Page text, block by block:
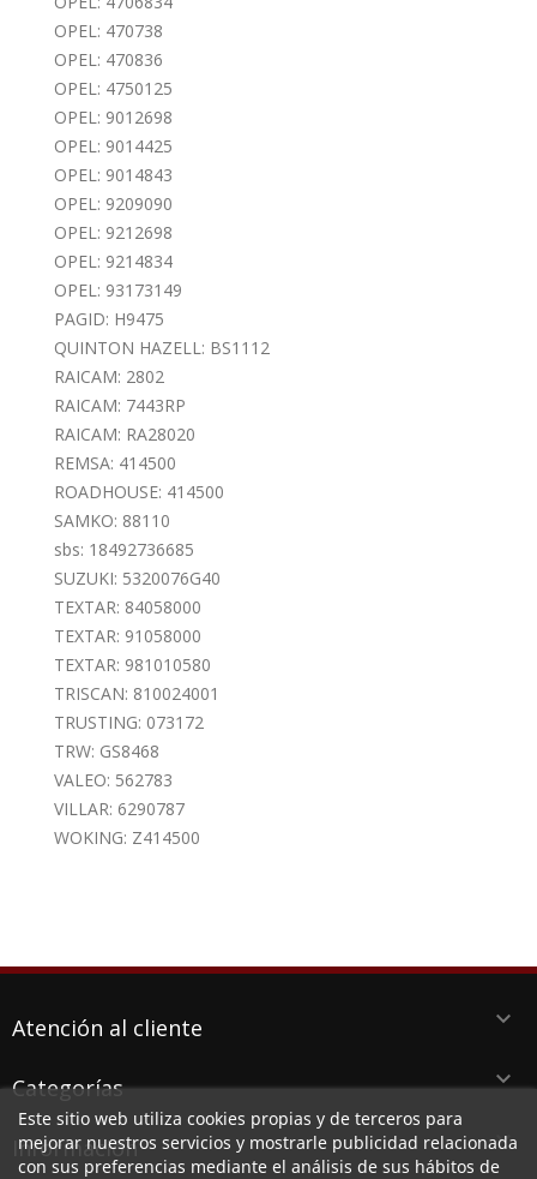
OPEL: 470738
OPEL: 470836
OPEL: 4750125
OPEL: 9012698
OPEL: 9014425
OPEL: 9014843
OPEL: 9209090
OPEL: 9212698
OPEL: 9214834
OPEL: 93173149
PAGID: H9475
QUINTON HAZELL: BS1112
RAICAM: 2802
RAICAM: 7443RP
RAICAM: RA28020
REMSA: 414500
ROADHOUSE: 414500
SAMKO: 88110
sbs: 18492736685
SUZUKI: 5320076G40
TEXTAR: 84058000
TEXTAR: 91058000
TEXTAR: 981010580
TRISCAN: 810024001
TRUSTING: 073172
TRW: GS8468
VALEO: 562783
VILLAR: 6290787
WOKING: Z414500
Atención al cliente keyboard_arrow_down
Categorías keyboard_arrow_down
Información keyboard_arrow_down
Este sitio web utiliza cookies propias y de terceros para
mejorar nuestros servicios y mostrarle publicidad relacionada
con sus preferencias mediante el análisis de sus hábitos de